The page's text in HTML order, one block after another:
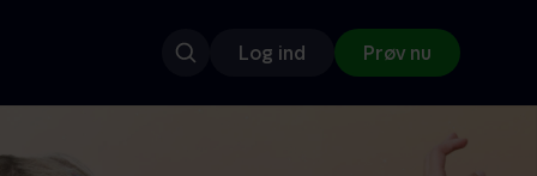
Log ind Prøv nu